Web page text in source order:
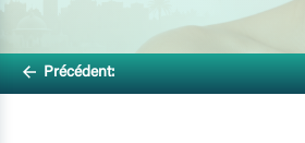
de
l’article
Précédent: